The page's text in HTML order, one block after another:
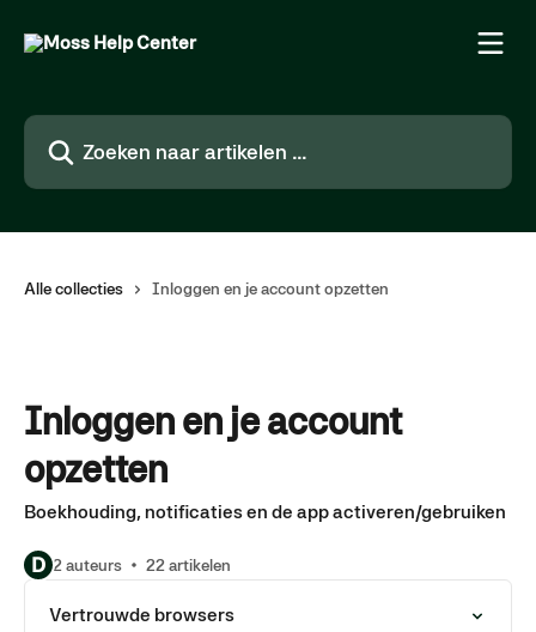
Zoeken naar artikelen ...
Alle collecties Inloggen en je account opzetten
Inloggen en je account
opzetten
Boekhouding, notificaties en de app activeren/gebruiken
D 2 auteurs 22 artikelen
Vertrouwde browsers